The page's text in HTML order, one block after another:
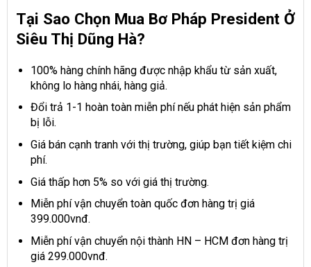
Tại Sao Chọn Mua Bơ Pháp President Ở
Siêu Thị Dũng Hà?
100% hàng chính hãng được nhập khẩu từ sản xuất,
không lo hàng nhái, hàng giả.
Đổi trả 1-1 hoàn toàn miễn phí nếu phát hiện sản phẩm
bị lỗi.
Giá bán cạnh tranh với thị trường, giúp bạn tiết kiệm chi
phí.
Giá thấp hơn 5% so với giá thị trường.
Miễn phí vận chuyển toàn quốc đơn hàng trị giá
399.000vnđ.
Miễn phí vận chuyển nội thành HN – HCM đơn hàng trị
giá 299.000vnđ.